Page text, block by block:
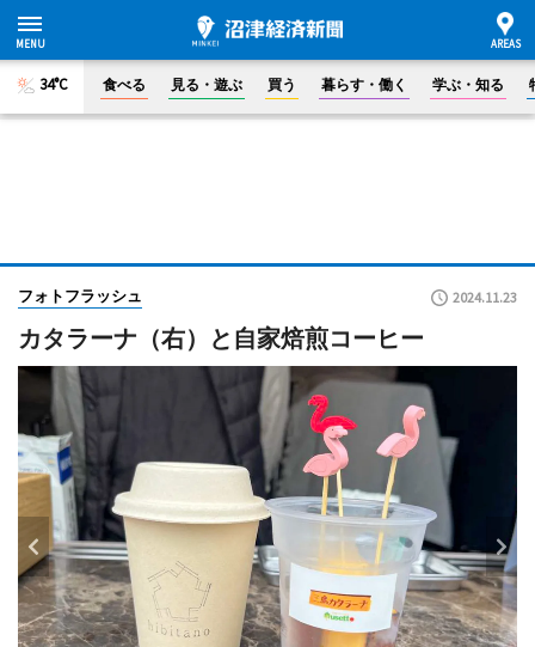
34°C 食べる 見る・遊ぶ 買う 暮らす・働く 学ぶ・知る
フォトフラッシュ 2024.11.23
カタラーナ（右）と自家焙煎コーヒー